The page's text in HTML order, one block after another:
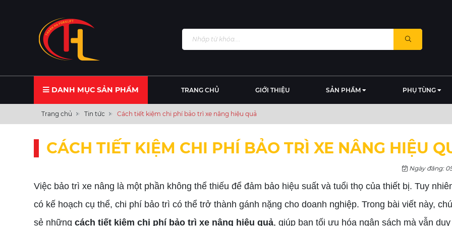
DANH MỤC SẢN PHẨM TRANG CHỦ GIỚI THIỆU SẢN PHẨM PHỤ TÙNG
Trang chủ Tin tức Cách tiết kiệm chi phí bảo trì xe nâng hiệu quả
CÁCH TIẾT KIỆM CHI PHÍ BẢO TRÌ XE NÂNG HIỆU
Ngày đăng:
Việc bảo trì xe nâng là một phần không thể thiếu để đảm bảo hiệu suất và tuổi thọ của thiết bị. Tuy
có kế hoạch cụ thể, chi phí bảo trì có thể trở thành gánh nặng cho doanh nghiệp. Trong bài viết này,
sẻ những cách tiết kiệm chi phí bảo trì xe nâng hiệu quả, giúp bạn tối ưu hóa ngân sách mà vẫn